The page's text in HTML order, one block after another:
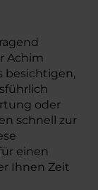
Achim
besichtigen,
oder
schnell zur
einen
Ihnen Zeit